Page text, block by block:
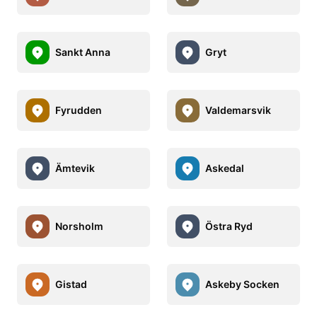
Sankt Anna Gryt
Fyrudden Valdemarsvik
Ämtevik Askedal
Norsholm Östra Ryd
Gistad Askeby Socken